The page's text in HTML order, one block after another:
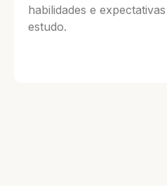
habilidades e
estudo.